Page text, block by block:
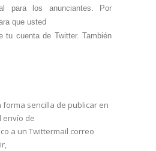
para los anunciantes. Por
que usted
tu cuenta de Twitter. También
sencilla de publicar en
envío de
a un Twittermail correo